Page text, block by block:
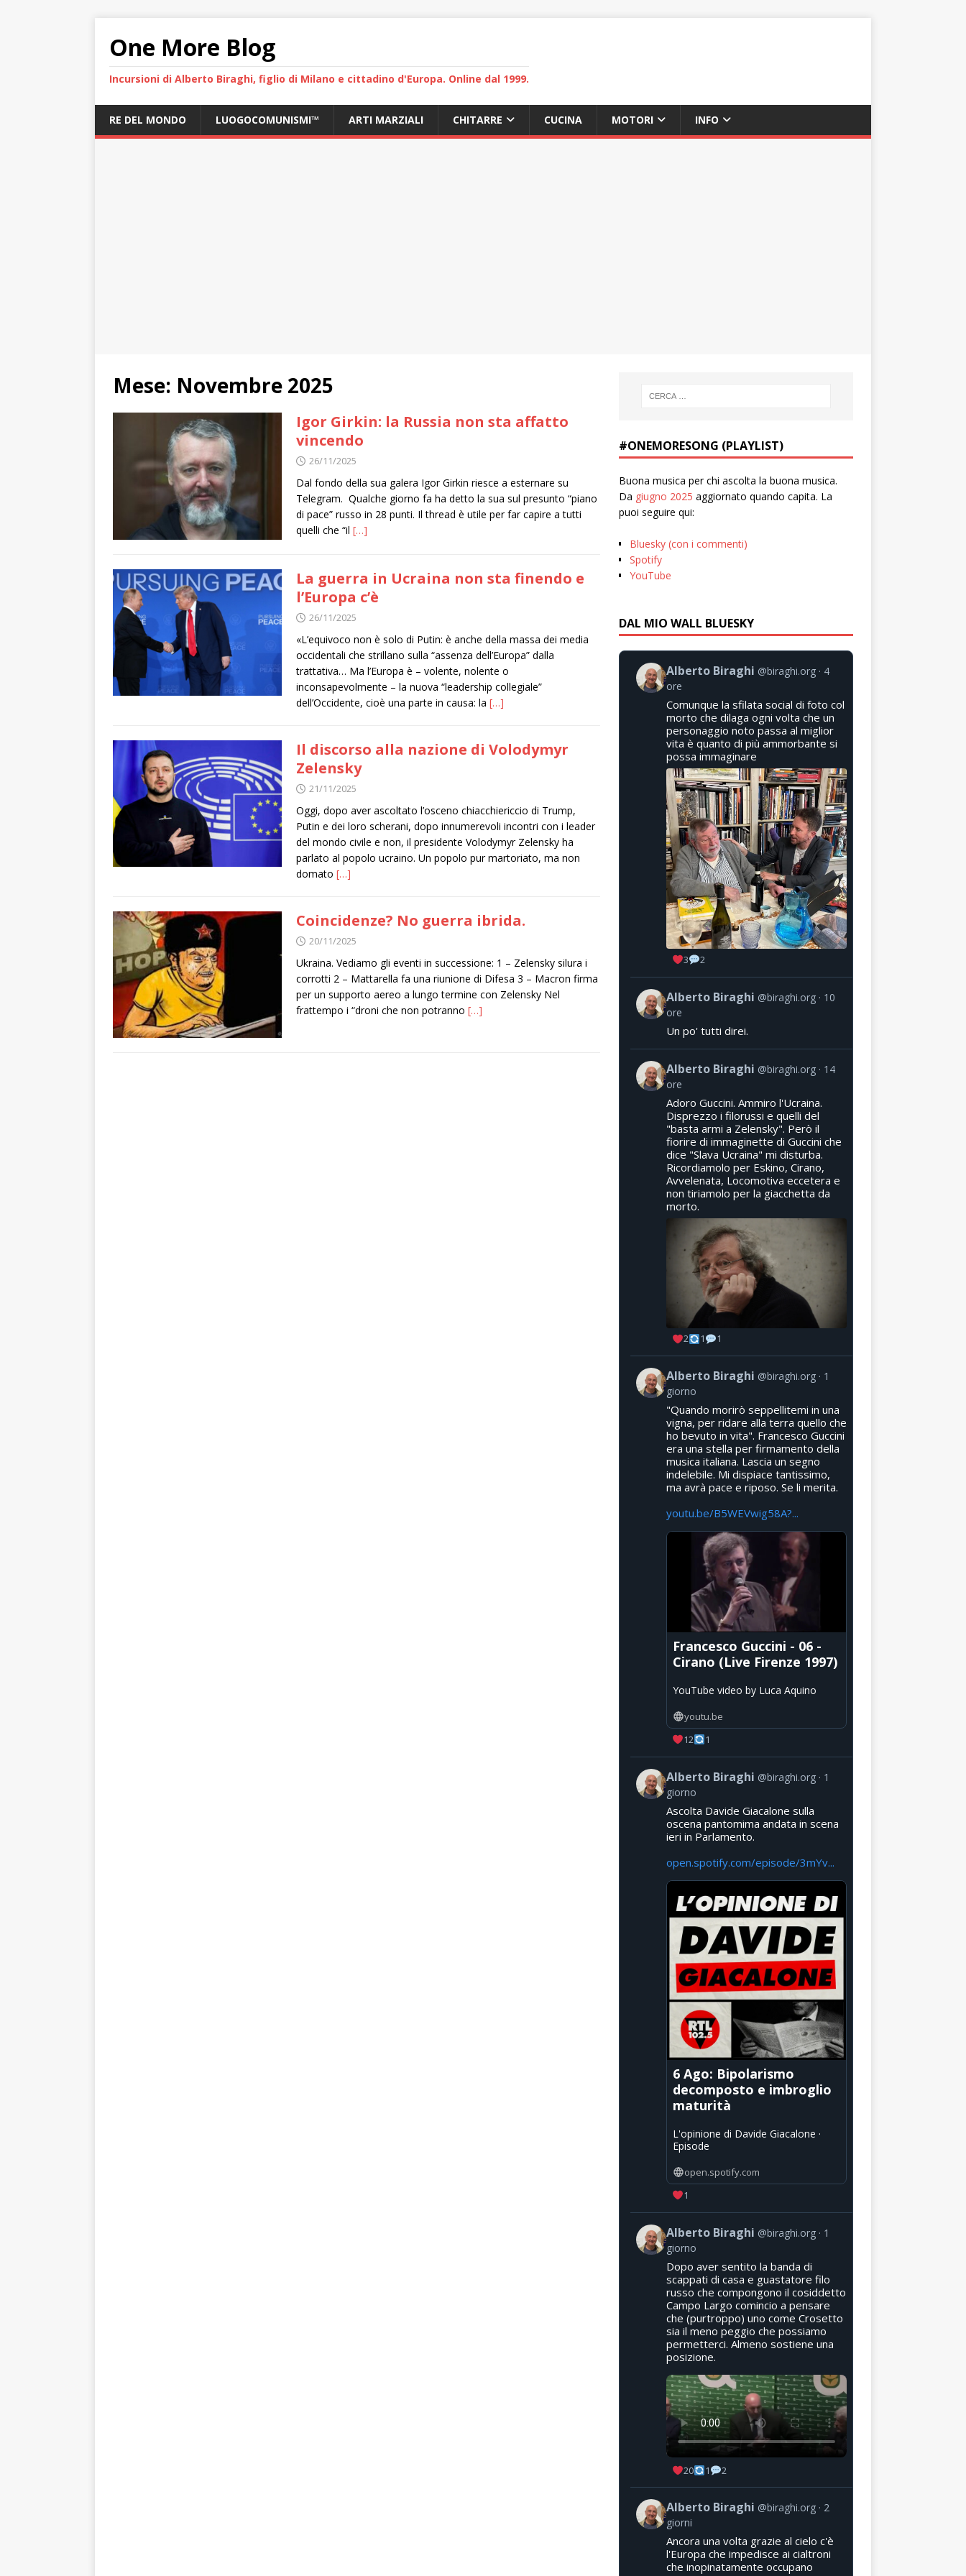
One More Blog
Incursioni di Alberto Biraghi, figlio di Milano e cittadino d'Europa. Online dal 1999.
RE DEL MONDO LUOGOCOMUNISMI™ ARTI MARZIALI CHITARRE CUCINA MOTORI INFO
Mese: Novembre 2025
Igor Girkin: la Russia non sta affatto
vincendo
26/11/2025
Dal fondo della sua galera Igor Girkin riesce a esternare su
Telegram. Qualche giorno fa ha detto la sua sul presunto “piano
di pace” russo in 28 punti. Il thread è utile per far capire a tutti
quelli che “il […]
La guerra in Ucraina non sta finendo e
l’Europa c’è
26/11/2025
«L’equivoco non è solo di Putin: è anche della massa dei media
occidentali che strillano sulla “assenza dell’Europa” dalla
trattativa… Ma l’Europa è – volente, nolente o
inconsapevolmente – la nuova “leadership collegiale”
dell’Occidente, cioè una parte in causa: la […]
Il discorso alla nazione di Volodymyr
Zelensky
21/11/2025
Oggi, dopo aver ascoltato l’osceno chiacchiericcio di Trump,
Putin e dei loro scherani, dopo innumerevoli incontri con i leader
del mondo civile e non, il presidente Volodymyr Zelensky ha
parlato al popolo ucraino. Un popolo pur martoriato, ma non
domato […]
Coincidenze? No guerra ibrida.
20/11/2025
Ukraina. Vediamo gli eventi in successione: 1 – Zelensky silura i
corrotti 2 – Mattarella fa una riunione di Difesa 3 – Macron firma
per un supporto aereo a lungo termine con Zelensky Nel
frattempo i “droni che non potranno […]
#ONEMORESONG (PLAYLIST)
Buona musica per chi ascolta la buona musica.
Da giugno 2025 aggiornato quando capita. La
puoi seguire qui:
Bluesky (con i commenti)
Spotify
YouTube
DAL MIO WALL BLUESKY
Alberto Biraghi @biraghi.org
4
ore
Comunque la sfilata social di foto col
morto che dilaga ogni volta che un
personaggio noto passa al miglior
vita è quanto di più ammorbante si
possa immaginare
3 2
Alberto Biraghi @biraghi.org
10
ore
Un po' tutti direi.
Alberto Biraghi @biraghi.org
14
ore
Adoro Guccini. Ammiro l'Ucraina.
Disprezzo i filorussi e quelli del
"basta armi a Zelensky". Però il
fiorire di immaginette di Guccini che
dice "Slava Ucraina" mi disturba.
Ricordiamolo per Eskino, Cirano,
Avvelenata, Locomotiva eccetera e
non tiriamolo per la giacchetta da
morto.
2 1 1
Alberto Biraghi @biraghi.org
1
giorno
"Quando morirò seppellitemi in una
vigna, per ridare alla terra quello che
ho bevuto in vita". Francesco Guccini
era una stella per firmamento della
musica italiana. Lascia un segno
indelebile. Mi dispiace tantissimo,
ma avrà pace e riposo. Se li merita.
youtu.be/B5WEVwig58A?...
Francesco Guccini - 06 -
Cirano (Live Firenze 1997)
YouTube video by Luca Aquino
youtu.be
12
1
Alberto Biraghi @biraghi.org
1
giorno
Ascolta Davide Giacalone sulla
oscena pantomima andata in scena
ieri in Parlamento.
open.spotify.com/episode/3mYv...
6 Ago: Bipolarismo
decomposto e imbroglio
maturità
L'opinione di Davide Giacalone ·
Episode
open.spotify.com
1
Alberto Biraghi @biraghi.org
1
giorno
Dopo aver sentito la banda di
scappati di casa e guastatore filo
russo che compongono il cosiddetto
Campo Largo comincio a pensare
che (purtroppo) uno come Crosetto
sia il meno peggio che possiamo
permetterci. Almeno sostiene una
posizione.
20 1 2
Alberto Biraghi @biraghi.org
2
giorni
Ancora una volta grazie al cielo c'è
l'Europa che impedisce ai cialtroni
che inopinatamente occupano